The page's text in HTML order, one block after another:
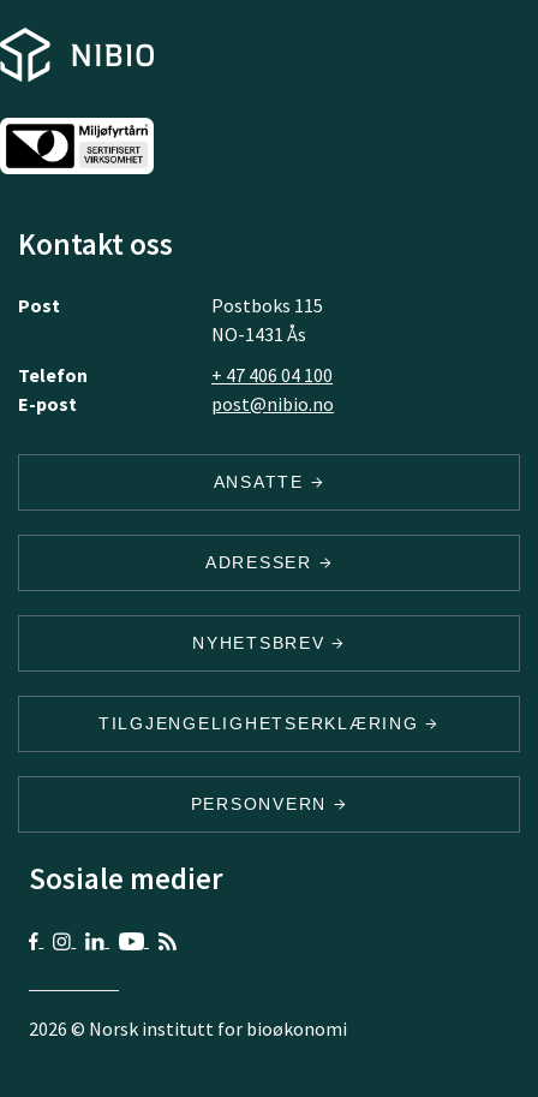
Kontakt oss
Post
Postboks 115
NO-1431 Ås
Telefon
+ 47 406 04 100
E-post
post@nibio.no
ANSATTE
ADRESSER
NYHETSBREV
TILGJENGELIGHETSERKLÆRING
PERSONVERN
Sosiale medier
2026 © Norsk institutt for bioøkonomi